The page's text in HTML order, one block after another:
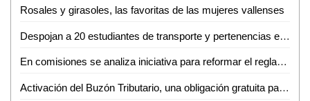
Rosales y girasoles, las favoritas de las mujeres vallenses
Despojan a 20 estudiantes de transporte y pertenencias en límites de San Luis Potosí y Zacatecas
En comisiones se analiza iniciativa para reformar el reglamento del congreso del estado de San Luis Potosí
Activación del Buzón Tributario, una obligación gratuita para el cumplimiento fiscal